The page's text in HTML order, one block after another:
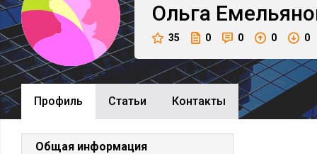
Ольга
35 0 0 0 0
Профиль Cтатьи Контакты
Общая информация